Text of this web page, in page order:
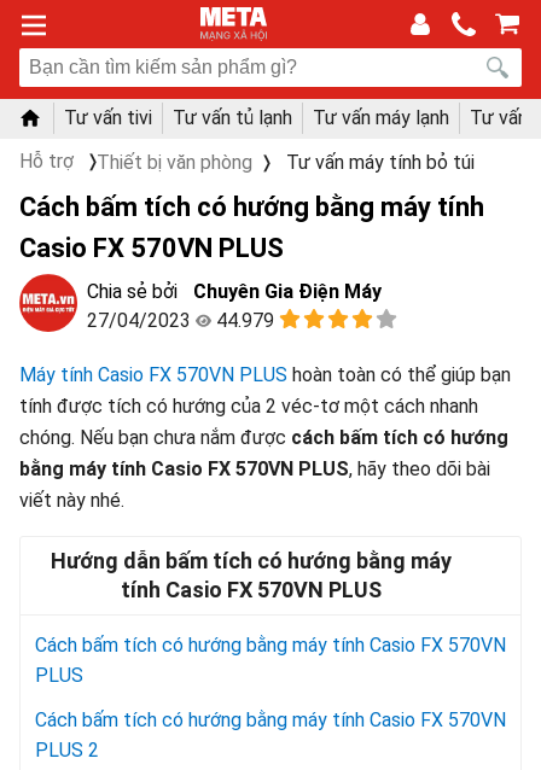
Tư vấn tivi Tư vấn tủ lạnh Tư vấn máy lạnh
Tư vấn
Hỗ trợ
Thiết bị văn phòng Tư vấn máy tính bỏ túi
Cách bấm tích có hướng bằng máy tính
Casio FX 570VN PLUS
Chuyên Gia Điện Máy
27/04/2023
44.979
Máy tính Casio FX 570VN PLUS hoàn toàn có thể giúp bạn
tính được tích có hướng của 2 véc-tơ một cách nhanh
chóng. Nếu bạn chưa nắm được cách bấm tích có hướng
bằng máy tính Casio FX 570VN PLUS, hãy theo dõi bài
viết này nhé.
Hướng dẫn bấm tích có hướng bằng máy
tính Casio FX 570VN PLUS
Cách bấm tích có hướng bằng máy tính Casio FX 570VN
PLUS
Cách bấm tích có hướng bằng máy tính Casio FX 570VN
PLUS 2